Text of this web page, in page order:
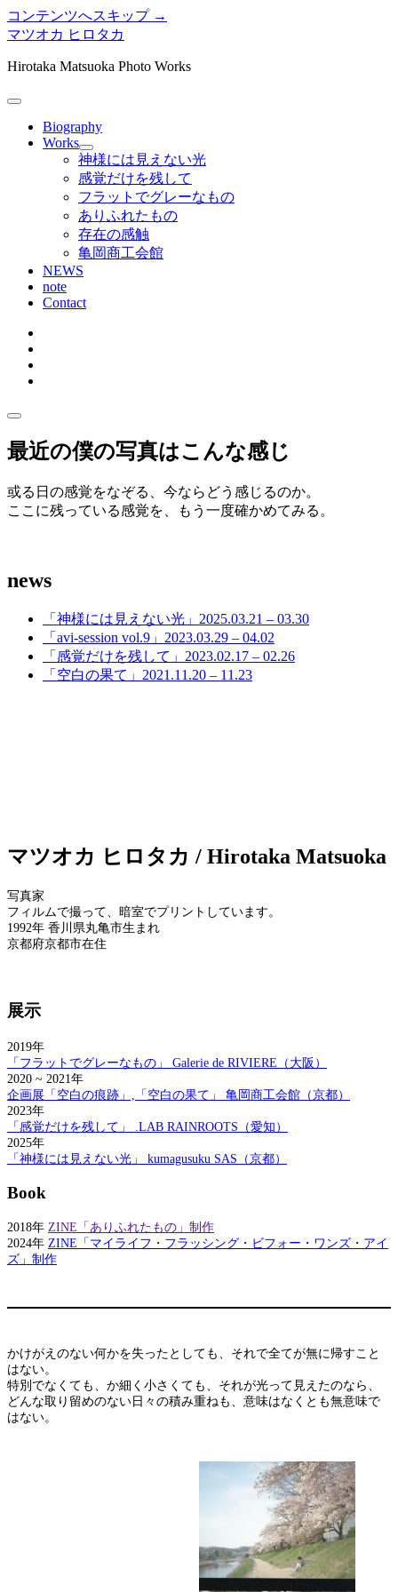
コンテンツへスキップ →
マツオカ ヒロタカ
Hirotaka Matsuoka Photo Works
メ
Biography
Works
メ
ニ
ュ
ー
を
開
く
神様には見えない光
感覚だけを残して
フラットでグレーなもの
ありふれたもの
存在の感触
亀岡商工会館
NEWS
note
Contact
サ
イ
バ
サ
イ
ド
ー
を
開
最近の僕の写真はこんな感じ
或る日の感覚をなぞる、今ならどう感じるのか。
ここに残っている感覚を、もう一度確かめてみる。
news
「神様には見えない光」2025.03.21 – 03.30
「avi-session vol.9」2023.03.29 – 04.02
「感覚だけを残して」2023.02.17 – 02.26
「空白の果て」2021.11.20 – 11.23
マツオカ ヒロタカ / Hirotaka Matsuoka
写真家
フィルムで撮って、暗室でプリントしています。
1992年 香川県丸亀市生まれ
京都府京都市在住
展示
2019年
「フラットでグレーなもの」 Galerie de RIVIERE（大阪）
2020 ~ 2021年
企画展「空白の痕跡」,「空白の果て」 亀岡商工会館（京都）
2023年
「感覚だけを残して」 .LAB RAINROOTS（愛知）
2025年
「神様には見えない光」 kumagusuku SAS（京都）
Book
2018年 ZINE「ありふれたもの」制作
2024年 ZINE「マイライフ・フラッシング・ビフォー・ワンズ・アイ
ズ」制作
かけがえのない何かを失ったとしても、それで全てが無に帰すこと
はない。
特別でなくても、か細く小さくても、それが光って見えたのなら、
どんな取り留めのない日々の積み重ねも、意味はなくとも無意味で
はない。